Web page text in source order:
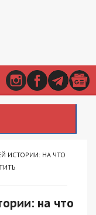
ИСТОРИИ: НА ЧТО
на что